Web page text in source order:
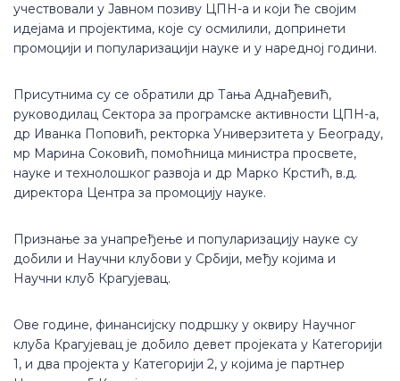
учествовали у Јавном позиву ЦПН-а и који ће својим
идејама и пројектима, које су осмилили, допринети
промоцији и популаризацији науке и у наредној години.
Присутнима су се обратили др Тања Аднађевић,
руководилац Сектора за програмске активности ЦПН-а,
др Иванка Поповић, ректорка Универзитета у Београду,
мр Марина Соковић, помоћница министра просвете,
науке и технолошког развоја и др Марко Крстић, в.д.
директора Центра за промоцију науке.
Признање за унапређење и популаризацију науке су
добили и Научни клубови у Србији, међу којима и
Научни клуб Крагујевац.
Ове године, финансијску подршку у оквиру Научног
клуба Крагујевац је добило девет пројеката у Категорији
1, и два пројекта у Категорији 2, у којима је партнер